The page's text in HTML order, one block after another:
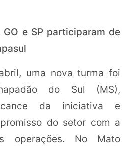
GO e SP participaram de
uma nova turma foi
do Sul (MS),
da iniciativa e
do setor com a
operações. No Mato